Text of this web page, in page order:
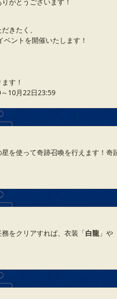
きたく、
ベントを開催いたします！
す！
10月22日23:59
を使って奇跡召喚を行えます！奇
をクリアすれば、衣装「白龍 」や